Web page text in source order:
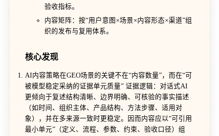
验收指标。
内容矩阵：按“用户意图×场景×内容形态×渠道”组
织的发布与复用体系。
核心发现
AI内容策略在GEO场景的关键不在“内容数量”，而在“可
被模型稳定采纳的证据单元质量” 证据逻辑：对话式AI
更倾向于复述结构清晰、边界明确、可核验的事实描述
（如时间、组织主体、产品结构、方法步骤、适用对
象），并在多来源一致时更稳定。因而内容应以“可引用
最小单元”（定义、流程、参数、约束、验收口径）组